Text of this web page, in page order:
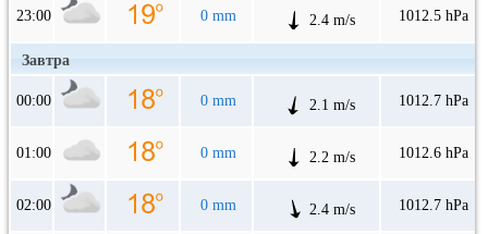
23:00 0 mm 2.4 m/s 1012.5 hPa
Завтра
00:00 0 mm 2.1 m/s 1012.7 hPa
01:00 0 mm 2.2 m/s 1012.6 hPa
02:00 0 mm 2.4 m/s 1012.7 hPa